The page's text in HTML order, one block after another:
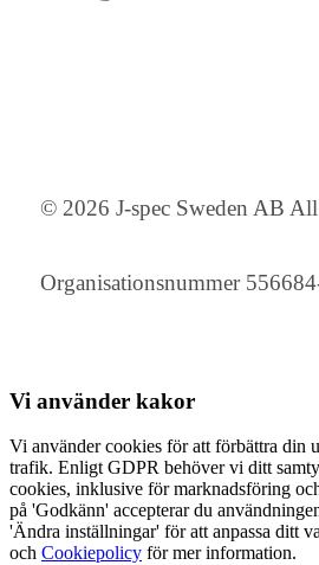
© 2026 J-spec Sweden AB
Organisationsnummer
Vi använder kakor
Vi använder cookies för att förbättra din
trafik. Enligt GDPR behöver vi ditt
cookies, inklusive för marknadsföring
på 'Godkänn' accepterar du
'Ändra inställningar' för att anpassa ditt
och Cookiepolicy för mer information.